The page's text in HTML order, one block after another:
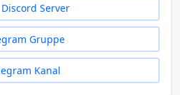
Discord Server
Gruppe
Kanal